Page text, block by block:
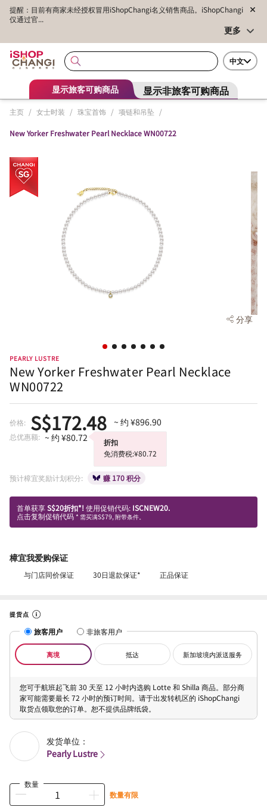
提醒：目前有商家未经授权冒用iShopChangi名义销售商品。iShopChangi
仅通过官...
更多
中文
显示旅客可购商品 显示非旅客可购商品
主页 / 女士时装 / 珠宝首饰 / 项链和吊坠 /
New Yorker Freshwater Pearl Necklace WN00722
分享
PEARLY LUSTRE
New Yorker Freshwater Pearl Necklace
WN00722
价格: S$172.48 ~ 约 ¥896.90
总优惠额: ~ 约 ¥80.72
折扣
免消费税:¥80.72
预计樟宜奖励计划积分: 赚 170 积分
首单获享S$20折扣*! 使用促销代码: ISCNEW20.
点击复制促销代码 * 需买满S$79, 附带条件。
樟宜我爱购保证
与门店同价保证 30日退款保证* 正品保证
提货点
旅客用户 非旅客用户
离境 抵达 新加坡境内派送服务
您可于航班起飞前 30 天至 12 小时内选购 Lotte 和 Shilla 商品。部分商
家可能需要最长 72 小时的预订时间。请于出发转机区的 iShopChangi
取货点领取您的订单。恕不提供品牌纸袋。
发货单位：
Pearly Lustre
数量
数量有限